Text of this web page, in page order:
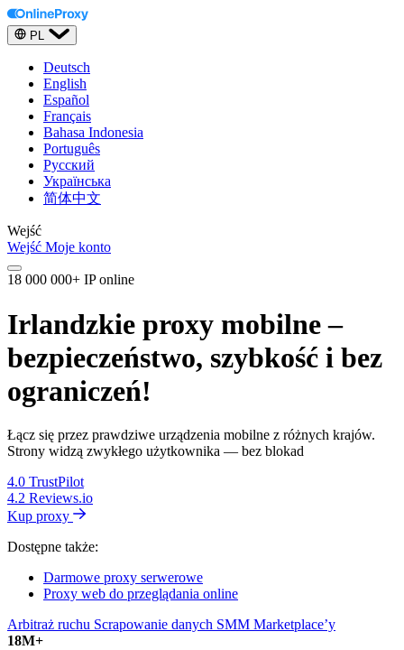
PL
Deutsch
English
Español
Français
Bahasa Indonesia
Português
Русский
Українська
简体中文
Wejść
Wejść Moje konto
18 000 000+ IP online
Irlandzkie proxy mobilne –
bezpieczeństwo, szybkość i bez
ograniczeń!
Łącz się przez prawdziwe urządzenia mobilne z różnych krajów.
Strony widzą zwykłego użytkownika — bez blokad
4.0 TrustPilot
4.2 Reviews.io
Kup proxy
Dostępne także:
Darmowe proxy serwerowe
Proxy web do przeglądania online
Arbitraż ruchu Scrapowanie danych SMM Marketplace’y
18M+